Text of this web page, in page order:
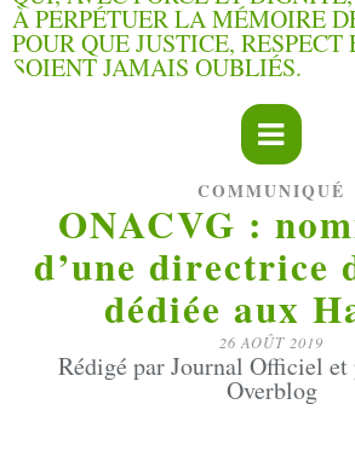
COMMUNIQUÉ
ONACVG :
d’une directrice
dédiée aux
26 AOÛT 2019
Rédigé par Journal Officiel
Overblog